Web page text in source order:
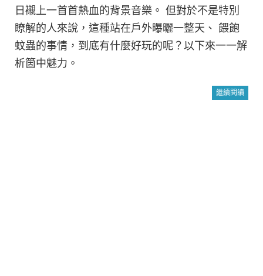
日襯上一首首熱血的背景音樂。 但對於不是特別
瞭解的人來說，這種站在戶外曝曬一整天、 餵飽
蚊蟲的事情，到底有什麼好玩的呢？以下來一一解
析箇中魅力。
繼續閱讀